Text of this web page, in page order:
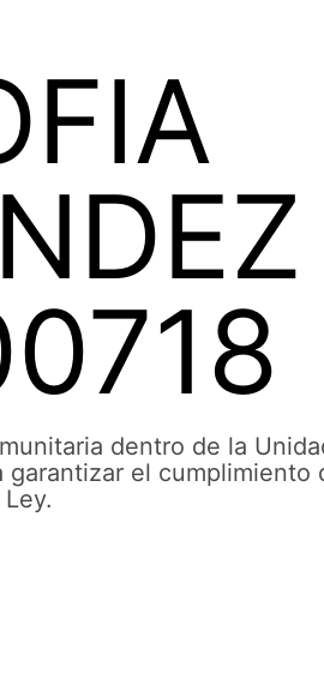
dentro de la
el